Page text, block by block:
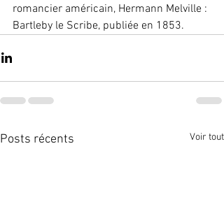
romancier américain, Hermann Melville :
Bartleby le Scribe, publiée en 1853.
Posts récents Voir tout